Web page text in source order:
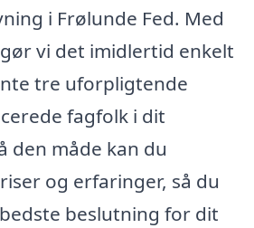
i Frølunde Fed. Med
vi det imidlertid enkelt
tre uforpligtende
fagfolk i dit
den måde kan du
og erfaringer, så du
beslutning for dit